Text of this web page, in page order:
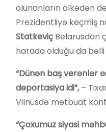
olunanların ölkədən
Prezidentliyə keçmiş
StatkeviçBelarusdan
harada olduğu da bəlli
“Dünən baş verənlər
deportasiya idi”,–
Vilnüsdə mətbuat
“Çoxumuz siyasi